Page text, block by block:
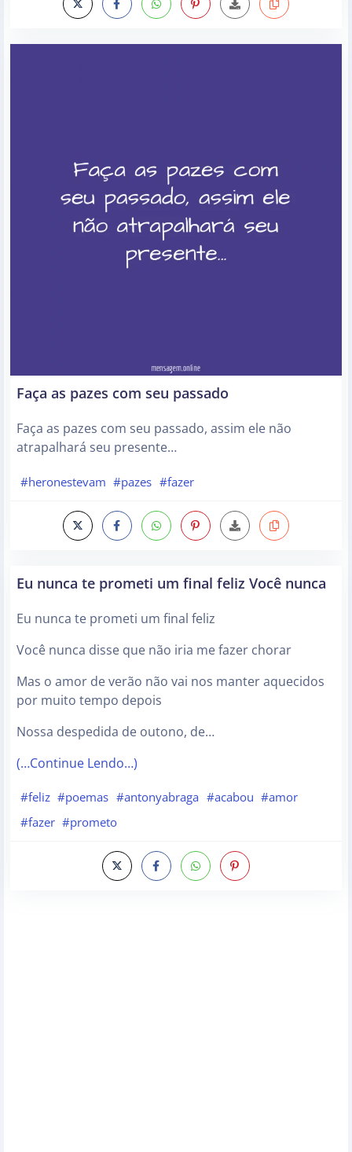
Faça as pazes com seu passado
Faça as pazes com seu passado, assim ele não
atrapalhará seu presente…
#heronestevam #pazes #fazer
Eu nunca te prometi um final feliz Você nunca
Eu nunca te prometi um final feliz
Você nunca disse que não iria me fazer chorar
Mas o amor de verão não vai nos manter aquecidos
por muito tempo depois
Nossa despedida de outono, de…
(…Continue Lendo…)
#feliz #poemas #antonyabraga #acabou #amor
#fazer #prometo